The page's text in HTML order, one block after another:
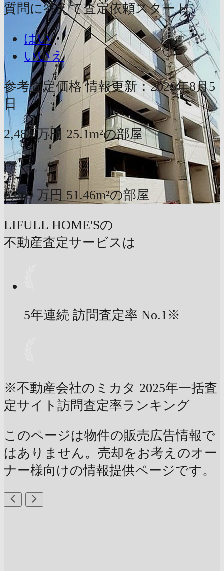
質問に答えて査定依頼スタート
はい
いいえ
参考査定価格 情報更新：2026年8月5
日
2,488 万円 25.1m²の部屋
〜
6,609 万円 51.46m²の部屋
LIFULL HOME'Sの
不動産査定サービスは
5年連続 訪問査定率 No.1※
※不動産会社のミカタ 2025年一括査
定サイト訪問査定率ランキング
このページは物件の販売広告情報で
はありません。売却をお考えのオー
ナー様向けの情報提供ページです。